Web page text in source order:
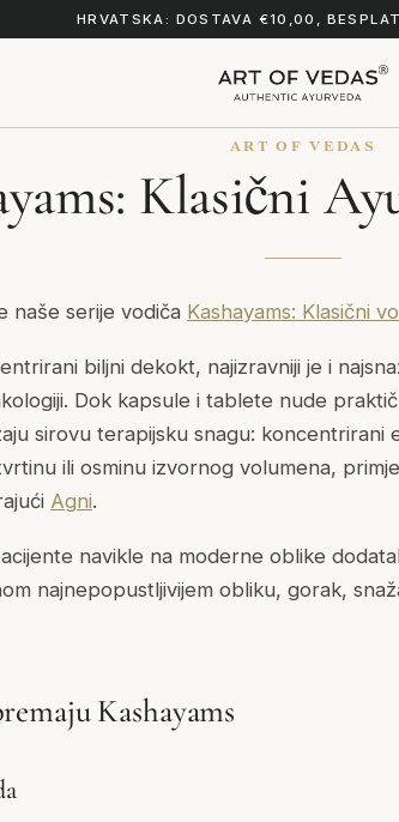
HRVATSKA: DOSTAVA €10,00,
ART OF VEDAS
Klasični
naše serije vodiča Kashayams: Klasični
biljni dekokt, najizravniji je i
Dok kapsule i tablete nude
sirovu terapijsku snagu: koncentrirani
ili osminu izvornog volumena,
Agni.
navikle na moderne oblike
najnepopustljivijem obliku, gorak,
Kashayams